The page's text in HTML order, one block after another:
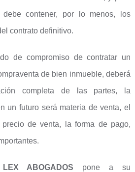
debe contener, por lo menos, los
contrato definitivo.
de compromiso de contratar un
de bien inmueble, deberá
completa de las partes, la
un futuro será materia de venta, el
de venta, la forma de pago,
LEX ABOGADOS pone a su